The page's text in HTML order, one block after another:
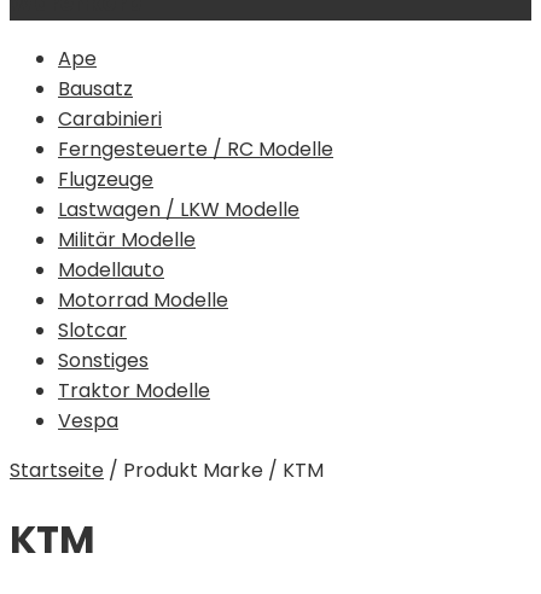
Ape
Bausatz
Carabinieri
Ferngesteuerte / RC Modelle
Flugzeuge
Lastwagen / LKW Modelle
Militär Modelle
Modellauto
Motorrad Modelle
Slotcar
Sonstiges
Traktor Modelle
Vespa
Startseite / Produkt Marke / KTM
KTM